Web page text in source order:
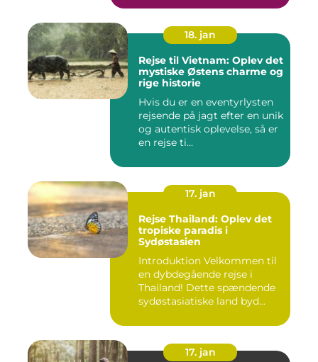
18. jan
Rejse til Vietnam: Oplev det
mystiske Østens charme og
rige historie
Hvis du er en eventyrlysten
rejsende på jagt efter en unik
og autentisk oplevelse, så er
en rejse ti...
17. jan
Rejse Thailand: Oplev det
tropiske paradis i
Sydøstasien
Introduktion Velkommen til
en dybdegående rejse i
Thailand! Dette spændende
sydøstasiatiske land byd...
17. jan